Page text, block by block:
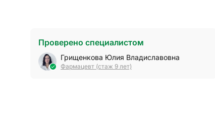
Проверено специалистом
Грищенкова Юлия Владиславовна
Фармацевт (стаж 9 лет)